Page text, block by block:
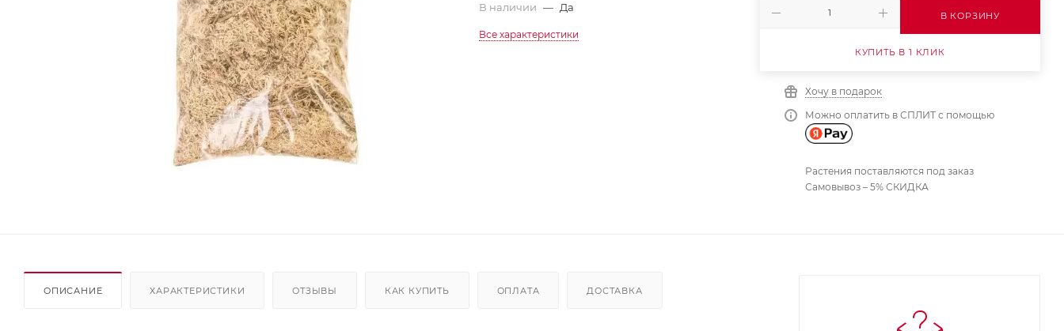
В наличии — Да
Все характеристики
В КОРЗИНУ
КУПИТЬ В 1 КЛИК
Хочу в подарок
Можно оплатить в СПЛИТ с помощью
Растения поставляются под заказ
Самовывоз – 5% СКИДКА
ОПИСАНИЕ ХАРАКТЕРИСТИКИ ОТЗЫВЫ КАК КУПИТЬ ОПЛАТА ДОСТАВКА